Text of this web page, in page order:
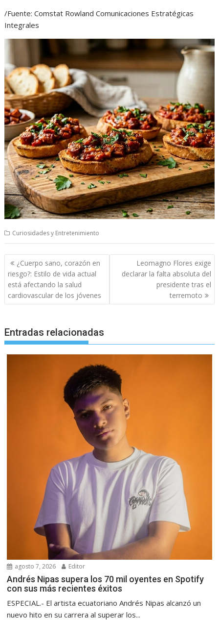
/Fuente: Comstat Rowland Comunicaciones Estratégicas
Integrales
Curiosidades y Entretenimiento
Navegación
de
entradas
¿Cuerpo sano, corazón en
riesgo?: Estilo de vida actual
está afectando la salud
cardiovascular de los jóvenes
Leomagno Flores exige
declarar la falta absoluta del
presidente tras el
terremoto
Entradas relacionadas
agosto 7, 2026 Editor
Andrés Nipas supera los 70 mil oyentes en Spotify
con sus más recientes éxitos
ESPECIAL.- El artista ecuatoriano Andrés Nipas alcanzó un
nuevo hito en su carrera al superar los...